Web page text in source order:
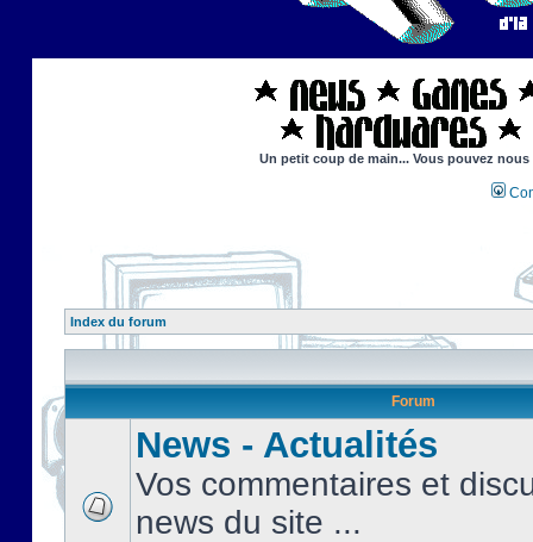
Un petit coup de main... Vous pouvez
Index du forum
Forum
News - Actualités
Vos commentaires et
news du site ...